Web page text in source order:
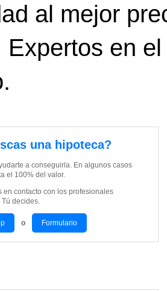
al mejor
Expertos en
una hipoteca?
a conseguirla. En algunos casos
el 100% del valor.
en contacto con los profesionales
decides.
o Formulario